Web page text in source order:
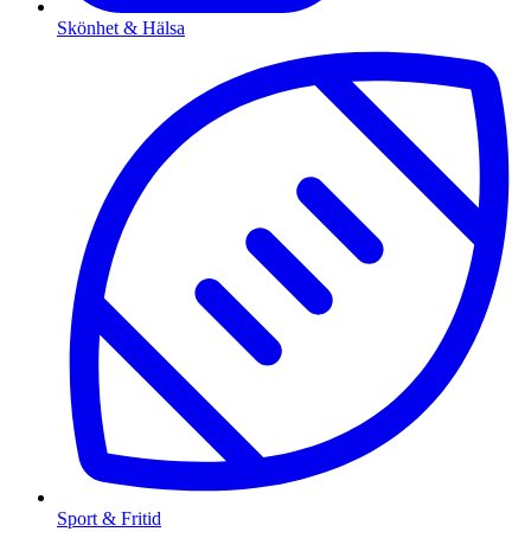
Skönhet & Hälsa
Sport & Fritid